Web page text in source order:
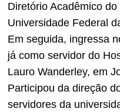
Diretório Acadêmico
Universidade Federal
Em seguida, ingressa
já como servidor do
Lauro Wanderley, em
Participou da direção
servidores da